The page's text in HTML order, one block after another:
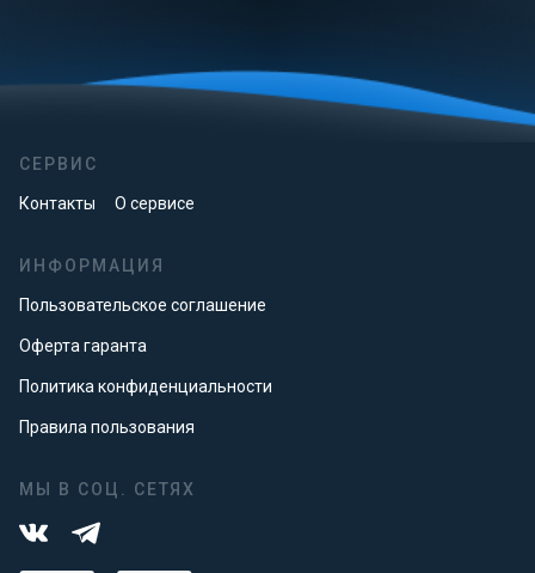
СЕРВИС
Контакты О сервисе
ИНФОРМАЦИЯ
Пользовательское соглашение
Оферта гаранта
Политика конфиденциальности
Правила пользования
МЫ В СОЦ. СЕТЯХ